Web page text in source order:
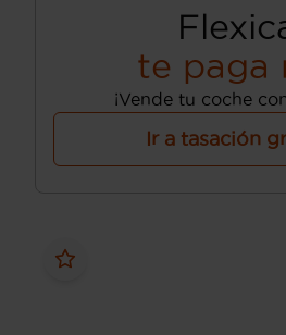
te paga
¡Vende tu coche
Ir a tasación